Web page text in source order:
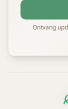
Ontvang